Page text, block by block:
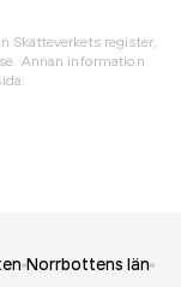
Skatteverkets register,
Annan information
Norrbottens län